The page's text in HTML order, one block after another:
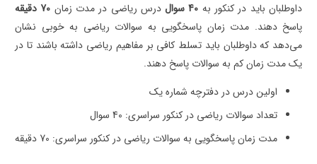
داوطلبان باید در کنکور به 40 سوال درس ریاضی در مدت زمان 70 دقیقه
پاسخ دهند. مدت زمان پاسخگویی به سوالات ریاضی به خوبی نشان
می‌دهد که داوطلبان باید تسلط کافی بر مفاهیم ریاضی داشته باشند تا در
یک مدت زمان کم به سوالات پاسخ دهند.
اولین درس در دفترچه شماره یک
تعداد سوالات ریاضی در کنکور سراسری: 40 سوال
مدت زمان پاسخگویی به سوالات ریاضی در کنکور سراسری: 70 دقیقه